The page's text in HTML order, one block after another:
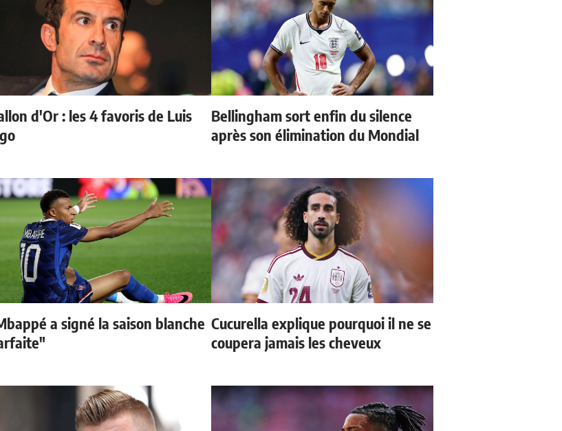
d'Or : les 4 favoris de Luis
Bellingham sort enfin du silence
après son élimination du Mondial
a signé la saison blanche Cucurella explique pourquoi il ne se
coupera jamais les cheveux